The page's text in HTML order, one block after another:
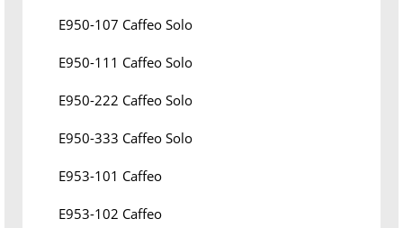
E950-107 Caffeo Solo
E950-111 Caffeo Solo
E950-222 Caffeo Solo
E950-333 Caffeo Solo
E953-101 Caffeo
E953-102 Caffeo